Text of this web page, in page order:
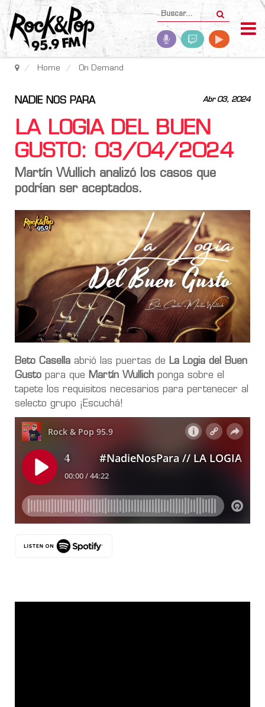
Home On Demand
Abr 03, 2024
NADIE NOS PARA
LA LOGIA DEL BUEN
GUSTO: 03/04/2024
Martín Wullich analizó los casos que
podrían ser aceptados.
Beto Casella abrió las puertas de La Logia del Buen
Gusto para que Martín Wullich ponga sobre el
tapete los requisitos necesarios para pertenecer al
selecto grupo ¡Escuchá!